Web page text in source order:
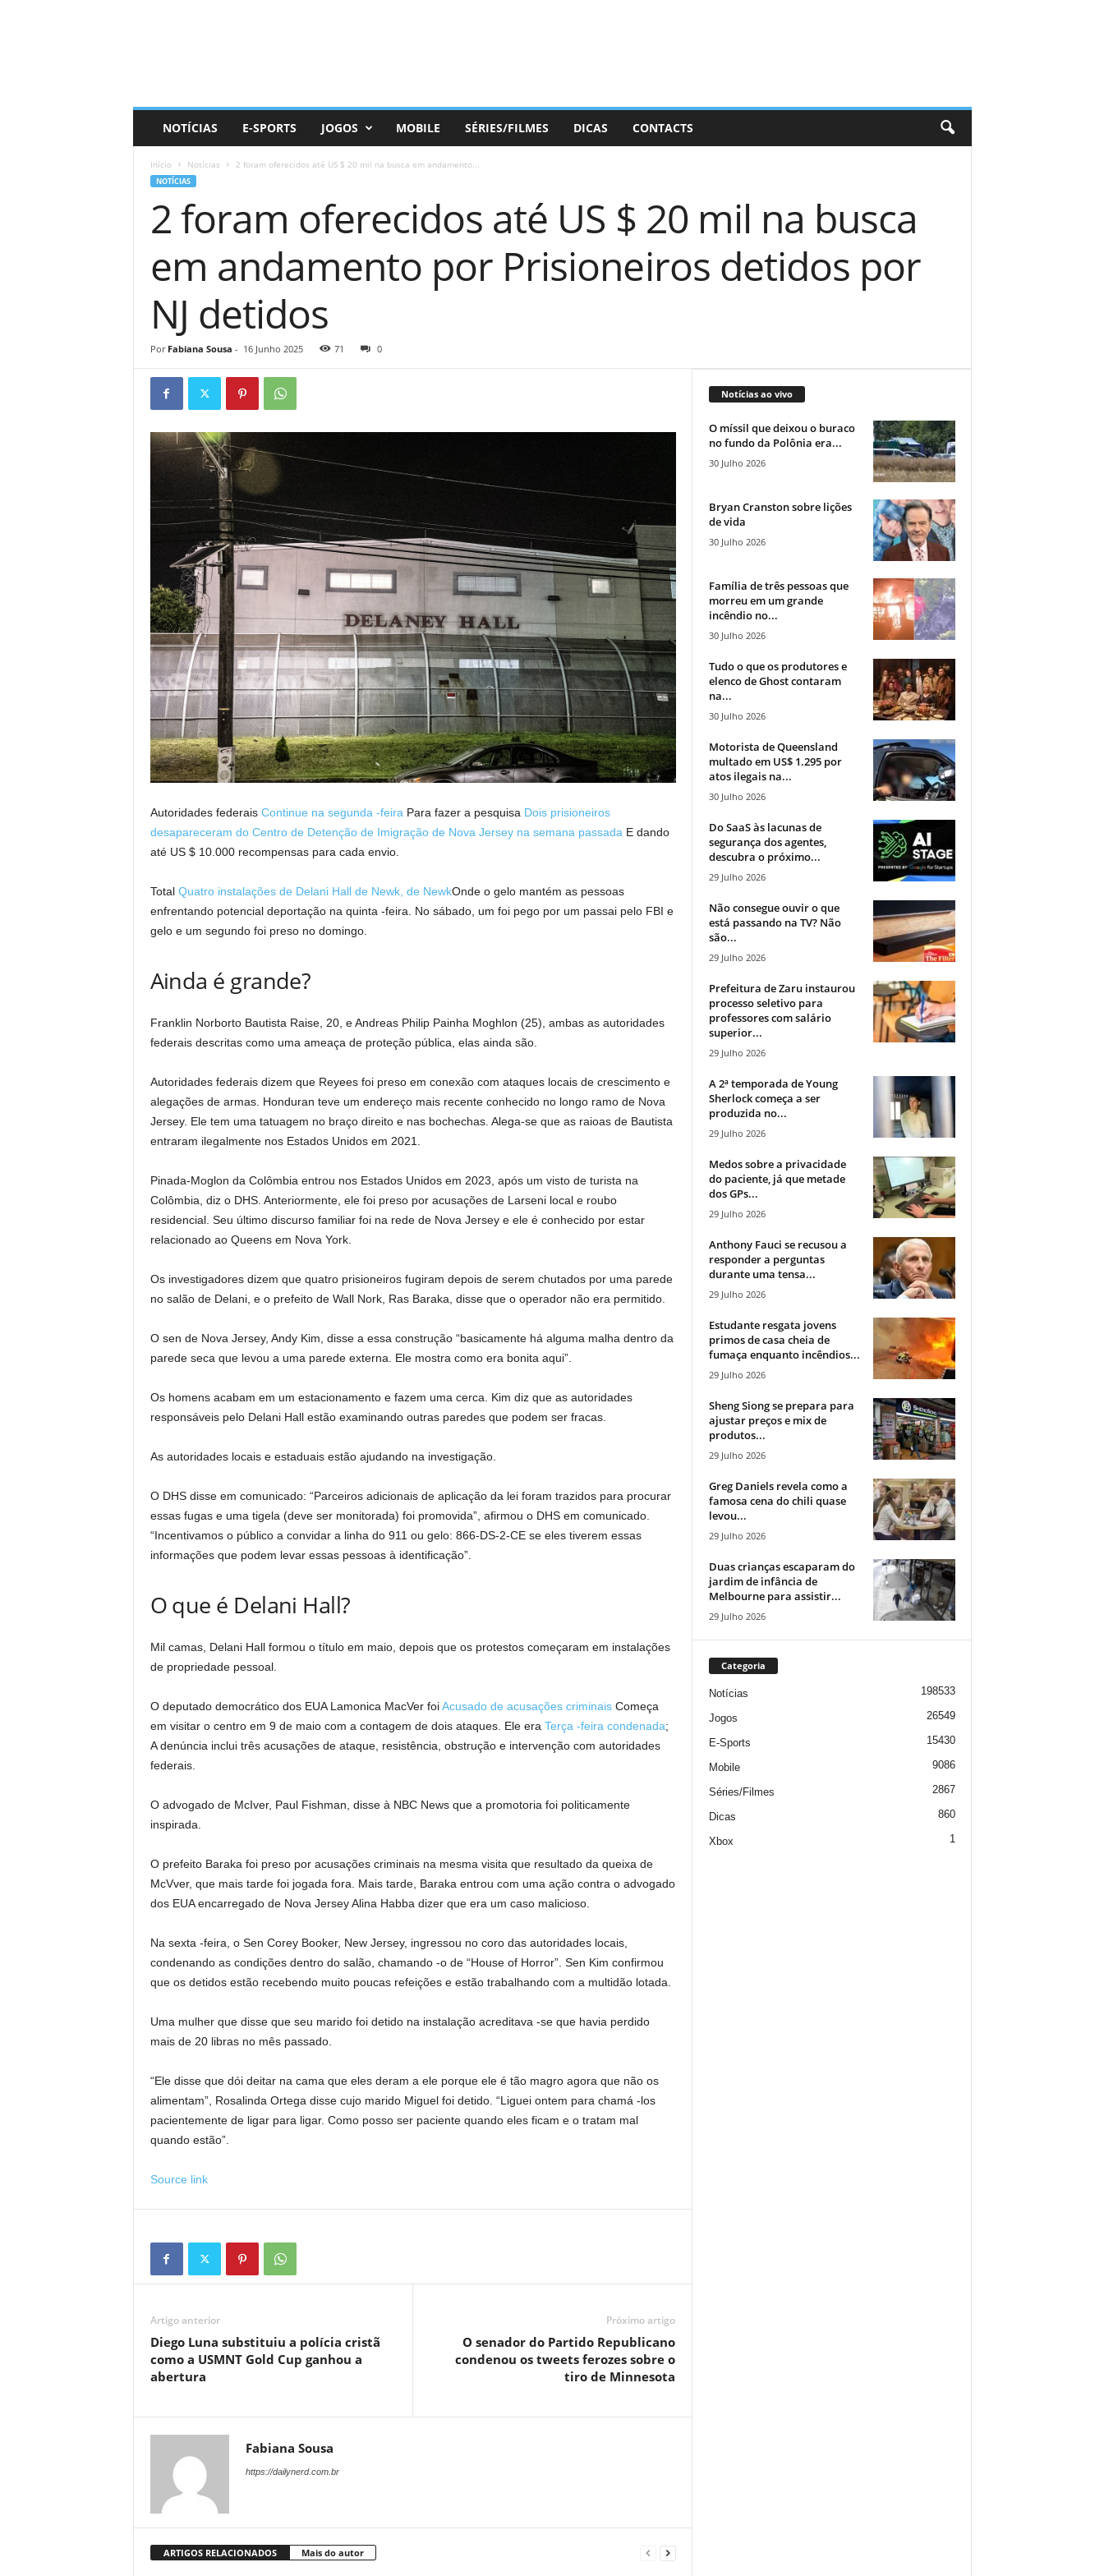
NOTÍCIAS E-SPORTS JOGOS MOBILE SÉRIES/FILMES DICAS CONTACTS
Início Notícias 2 foram oferecidos até US $ 20 mil na busca em andamento...
NOTÍCIAS
2 foram oferecidos até US $ 20 mil na busca
em andamento por Prisioneiros detidos por
NJ detidos
Por Fabiana Sousa - 16 Junho 2025 71 0
Autoridades federais Continue na segunda -feira Para fazer a pesquisa Dois prisioneiros
desapareceram do Centro de Detenção de Imigração de Nova Jersey na semana passada E dando
até US $ 10.000 recompensas para cada envio.
Total Quatro instalações de Delani Hall de Newk, de NewkOnde o gelo mantém as pessoas
enfrentando potencial deportação na quinta -feira. No sábado, um foi pego por um passai pelo FBI e
gelo e um segundo foi preso no domingo.
Ainda é grande?
Franklin Norborto Bautista Raise, 20, e Andreas Philip Painha Moghlon (25), ambas as autoridades
federais descritas como uma ameaça de proteção pública, elas ainda são.
Autoridades federais dizem que Reyees foi preso em conexão com ataques locais de crescimento e
alegações de armas. Honduran teve um endereço mais recente conhecido no longo ramo de Nova
Jersey. Ele tem uma tatuagem no braço direito e nas bochechas. Alega-se que as raioas de Bautista
entraram ilegalmente nos Estados Unidos em 2021.
Pinada-Moglon da Colômbia entrou nos Estados Unidos em 2023, após um visto de turista na
Colômbia, diz o DHS. Anteriormente, ele foi preso por acusações de Larseni local e roubo
residencial. Seu último discurso familiar foi na rede de Nova Jersey e ele é conhecido por estar
relacionado ao Queens em Nova York.
Os investigadores dizem que quatro prisioneiros fugiram depois de serem chutados por uma parede
no salão de Delani, e o prefeito de Wall Nork, Ras Baraka, disse que o operador não era permitido.
O sen de Nova Jersey, Andy Kim, disse a essa construção “basicamente há alguma malha dentro da
parede seca que levou a uma parede externa. Ele mostra como era bonita aqui”.
Os homens acabam em um estacionamento e fazem uma cerca. Kim diz que as autoridades
responsáveis ​​pelo Delani Hall estão examinando outras paredes que podem ser fracas.
As autoridades locais e estaduais estão ajudando na investigação.
O DHS disse em comunicado: “Parceiros adicionais de aplicação da lei foram trazidos para procurar
essas fugas e uma tigela (deve ser monitorada) foi promovida”, afirmou o DHS em comunicado.
“Incentivamos o público a convidar a linha do 911 ou gelo: 866-DS-2-CE se eles tiverem essas
informações que podem levar essas pessoas à identificação”.
O que é Delani Hall?
Mil camas, Delani Hall formou o título em maio, depois que os protestos começaram em instalações
de propriedade pessoal.
O deputado democrático dos EUA Lamonica MacVer foiAcusado de acusações criminaisComeça
em visitar o centro em 9 de maio com a contagem de dois ataques. Ele era Terça -feira condenada;
A denúncia inclui três acusações de ataque, resistência, obstrução e intervenção com autoridades
federais.
O advogado de McIver, Paul Fishman, disse à NBC News que a promotoria foi politicamente
inspirada.
O prefeito Baraka foi preso por acusações criminais na mesma visita que resultado da queixa de
McVver, que mais tarde foi jogada fora. Mais tarde, Baraka entrou com uma ação contra o advogado
dos EUA encarregado de Nova Jersey Alina Habba dizer que era um caso malicioso.
Na sexta -feira, o Sen Corey Booker, New Jersey, ingressou no coro das autoridades locais,
condenando as condições dentro do salão, chamando -o de “House of Horror”. Sen Kim confirmou
que os detidos estão recebendo muito poucas refeições e estão trabalhando com a multidão lotada.
Uma mulher que disse que seu marido foi detido na instalação acreditava -se que havia perdido
mais de 20 libras no mês passado.
“Ele disse que dói deitar na cama que eles deram a ele porque ele é tão magro agora que não os
alimentam”, Rosalinda Ortega disse cujo marido Miguel foi detido. “Liguei ontem para chamá -los
pacientemente de ligar para ligar. Como posso ser paciente quando eles ficam e o tratam mal
quando estão”.
Source link
Artigo anterior
Diego Luna substituiu a polícia cristã
como a USMNT Gold Cup ganhou a
abertura
Próximo artigo
O senador do Partido Republicano
condenou os tweets ferozes sobre o
tiro de Minnesota
Fabiana Sousa
https://dailynerd.com.br
ARTIGOS RELACIONADOS Mais do autor
Notícias ao vivo
O míssil que deixou o buraco
no fundo da Polônia era...
30 Julho 2026
Bryan Cranston sobre lições
de vida
30 Julho 2026
Família de três pessoas que
morreu em um grande
incêndio no...
30 Julho 2026
Tudo o que os produtores e
elenco de Ghost contaram
na...
30 Julho 2026
Motorista de Queensland
multado em US$ 1.295 por
atos ilegais na...
30 Julho 2026
Do SaaS às lacunas de
segurança dos agentes,
descubra o próximo...
29 Julho 2026
Não consegue ouvir o que
está passando na TV? Não
são...
29 Julho 2026
Prefeitura de Zaru instaurou
processo seletivo para
professores com salário
superior...
29 Julho 2026
A 2ª temporada de Young
Sherlock começa a ser
produzida no...
29 Julho 2026
Medos sobre a privacidade
do paciente, já que metade
dos GPs...
29 Julho 2026
Anthony Fauci se recusou a
responder a perguntas
durante uma tensa...
29 Julho 2026
Estudante resgata jovens
primos de casa cheia de
fumaça enquanto incêndios...
29 Julho 2026
Sheng Siong se prepara para
ajustar preços e mix de
produtos...
29 Julho 2026
Greg Daniels revela como a
famosa cena do chili quase
levou...
29 Julho 2026
Duas crianças escaparam do
jardim de infância de
Melbourne para assistir...
29 Julho 2026
Categoria
Notícias 198533
Jogos 26549
E-Sports 15430
Mobile 9086
Séries/Filmes 2867
Dicas 860
Xbox 1